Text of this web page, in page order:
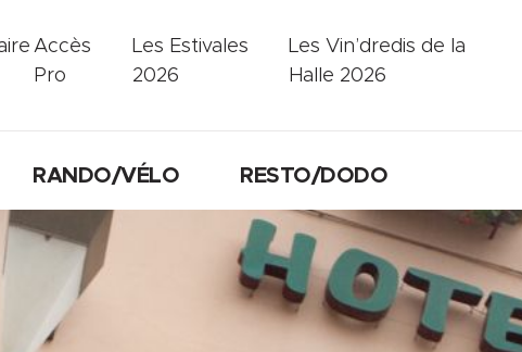
Accès
Pro
Les Estivales
2026
Les Vin’dredis de la
Halle 2026
RANDO/VÉLO RESTO/DODO